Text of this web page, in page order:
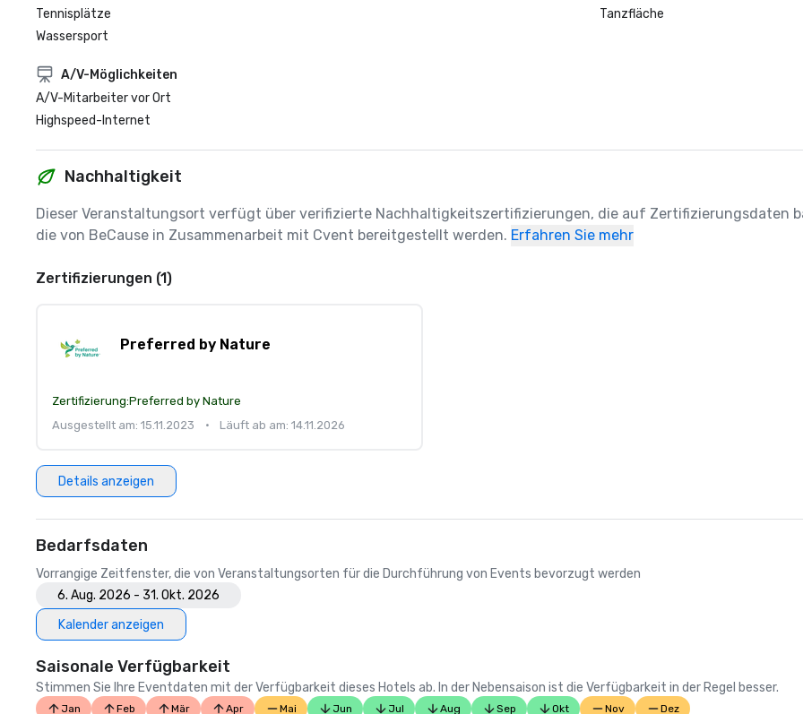
Tennisplätze
Wassersport
Tanzfläche
A/V-Möglichkeiten
A/V-Mitarbeiter vor Ort
Highspeed-Internet
Nachhaltigkeit
Dieser Veranstaltungsort verfügt über verifizierte Nachhaltigkeitszertifizierungen, die auf Zertifizierungsdaten
die von BeCause in Zusammenarbeit mit Cvent bereitgestellt werden. Erfahren Sie mehr
Zertifizierungen (1)
Preferred by Nature
Zertifizierung:Preferred by Nature
Ausgestellt am: 15.11.2023
• Läuft ab am: 14.11.2026
Details anzeigen
Bedarfsdaten
Vorrangige Zeitfenster, die von Veranstaltungsorten für die Durchführung von Events bevorzugt werden
6. Aug. 2026 - 31. Okt. 2026
Kalender anzeigen
Saisonale Verfügbarkeit
Stimmen Sie Ihre Eventdaten mit der Verfügbarkeit dieses Hotels ab. In der Nebensaison ist die Verfügbarkeit in der Regel besser.
Jan Feb Mär Apr Mai Jun Jul Aug Sep Okt Nov Dez